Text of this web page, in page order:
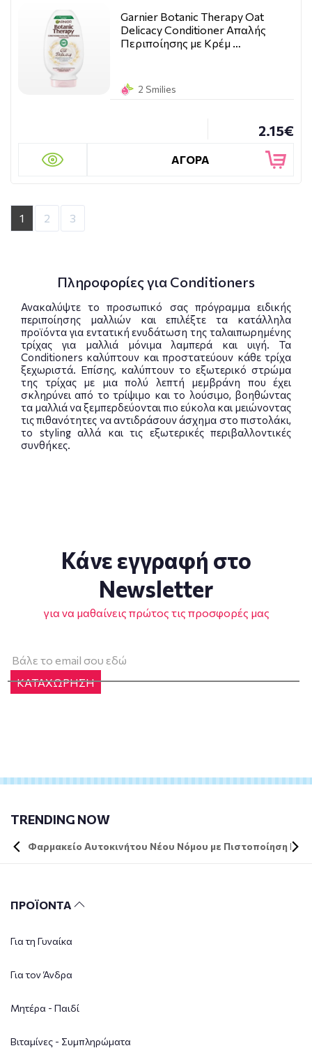
Garnier Botanic Therapy Oat
Delicacy Conditioner Απαλής
Περιποίησης με Κρέμ …
2 Smilies
2.15€
ΑΓΟΡΑ
1 2 3
Πληροφορίες για Conditioners
Ανακαλύψτε το προσωπικό σας πρόγραμμα ειδικής
περιποίησης μαλλιών και επιλέξτε τα κατάλληλα
προϊόντα για εντατική ενυδάτωση της ταλαιπωρημένης
τρίχας για μαλλιά μόνιμα λαμπερά και υιγή. Τα
Conditioners καλύπτουν και προστατεύουν κάθε τρίχα
ξεχωριστά. Επίσης, καλύπτουν το εξωτερικό στρώμα
της τρίχας με μια πολύ λεπτή μεμβράνη που έχει
σκληρύνει από το τρίψιμο και το λούσιμο, βοηθώντας
τα μαλλιά να ξεμπερδεύονται πιο εύκολα και μειώνοντας
τις πιθανότητες να αντιδράσουν άσχημα στο πιστολάκι,
το styling αλλά και τις εξωτερικές περιβαλλοντικές
συνθήκες.
Κάνε εγγραφή στο
Newsletter
για να μαθαίνεις πρώτος τις προσφορές μας
ΚΑΤΑΧΩΡΗΣΗ
TRENDING NOW
Φαρμακείο Αυτοκινήτου Νέου Νόμου με Πιστοποίηση DIN
ΠΡΟΪΟΝΤΑ
Για τη Γυναίκα
Για τον Άνδρα
Μητέρα - Παιδί
Βιταμίνες - Συμπληρώματα